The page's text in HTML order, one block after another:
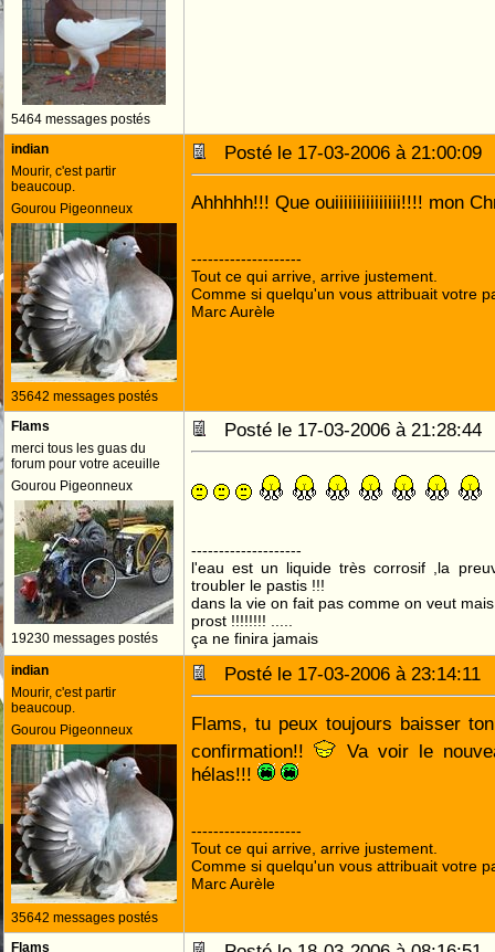
5464 messages postés
indian
Mourir, c'est partir
beaucoup.
Gourou Pigeonneux
35642 messages postés
Posté le 17-03-2006 à
Ahhhhh!!! Que ouiiiiiiiiiiiiiii!!!! mon
--------------------
Tout ce qui arrive, arrive justement.
Comme si quelqu'un vous attribuait votre
Marc Aurèle
Flams
merci tous les guas du
forum pour votre aceuille
Gourou Pigeonneux
19230 messages postés
Posté le 17-03-2006 à
--------------------
l'eau est un liquide très corrosif ,la
troubler le pastis !!!
dans la vie on fait pas comme on veut
prost !!!!!!!! .....
ça ne finira jamais
indian
Mourir, c'est partir
beaucoup.
Gourou Pigeonneux
35642 messages postés
Posté le 17-03-2006 à
Flams, tu peux toujours baisser
confirmation!!
Va voir le
hélas!!!
--------------------
Tout ce qui arrive, arrive justement.
Comme si quelqu'un vous attribuait votre
Marc Aurèle
Flams